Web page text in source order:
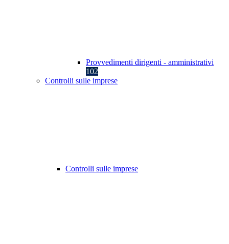
Provvedimenti dirigenti - amministrativi
102
Controlli sulle imprese
Controlli sulle imprese